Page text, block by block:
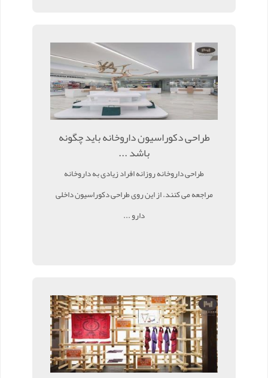
طراحی دکوراسیون داروخانه باید چگونه
باشد ...
طراحی داروخانه روزانه افراد زیادی به داروخانه
مراجعه می کنند. از این روی طراحی دکوراسیون داخلی
دارو ...